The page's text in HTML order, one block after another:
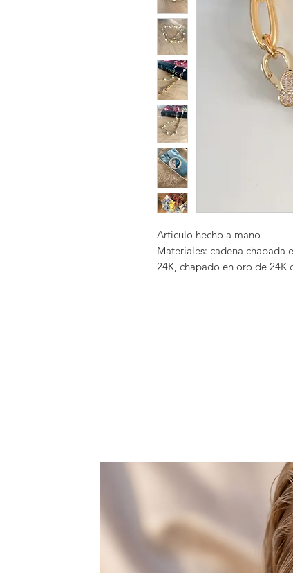
Artículo hecho a mano
Materiales: cadena chapada
24K, chapado en oro de 24K